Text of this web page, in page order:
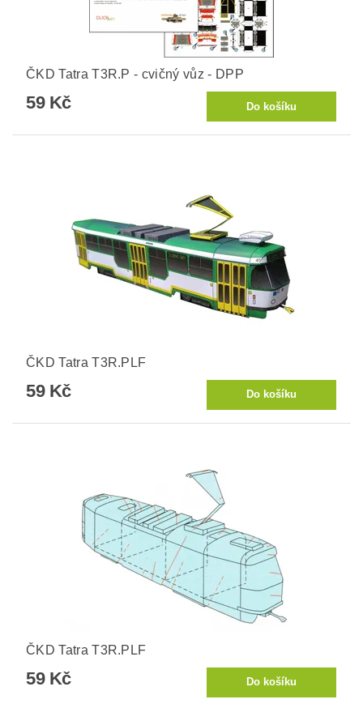
ČKD Tatra T3R.P - cvičný vůz - DPP
59 Kč
ČKD Tatra T3R.PLF
59 Kč
ČKD Tatra T3R.PLF
59 Kč